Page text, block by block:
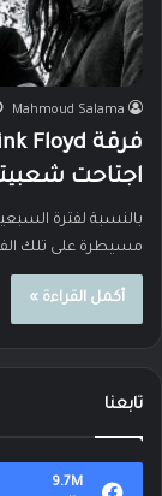
Mahmoud Salama
اجتاحت
بالنسبة لفترة
مسيطرة على تلك
أكمل القراءة »
تابعنا
9.7M